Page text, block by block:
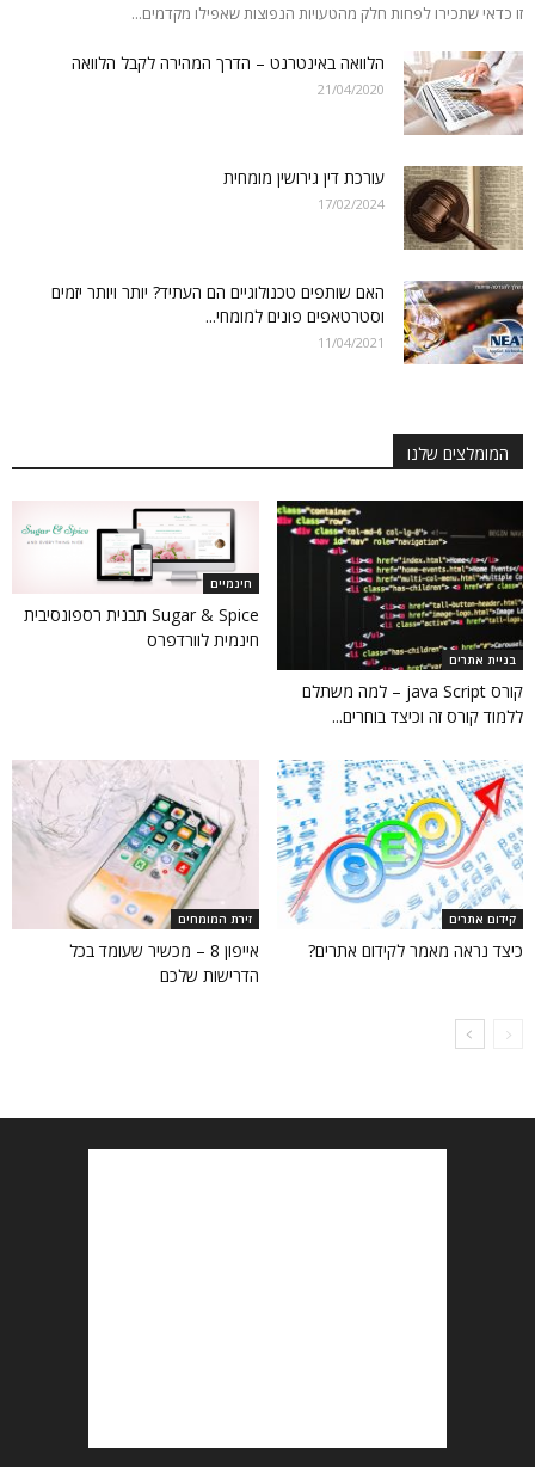
זו כדאי שתכירו לפחות חלק מהטעויות הנפוצות שאפילו מקדמים...
הלוואה באינטרנט – הדרך המהירה לקבל הלוואה
21/04/2020
עורכת דין גירושין מומחית
17/02/2024
האם שותפים טכנולוגיים הם העתיד? יותר ויותר יזמים
וסטרטאפים פונים למומחי...
11/04/2021
המומלצים שלנו
בניית אתרים
קורס java Script – למה משתלם
ללמוד קורס זה וכיצד בוחרים...
חינמיים
Sugar & Spice תבנית רספונסיבית
חינמית לוורדפרס
קידום אתרים
כיצד נראה מאמר לקידום אתרים?
זירת המומחים
אייפון 8 – מכשיר שעומד בכל
הדרישות שלכם